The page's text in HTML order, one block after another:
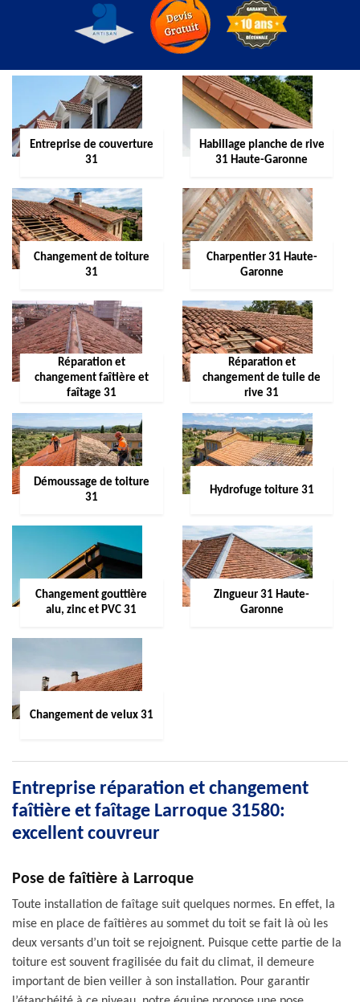
Entreprise de couverture
31
Habillage planche de rive
31 Haute-Garonne
Changement de toiture
31
Charpentier 31 Haute-
Garonne
Réparation et
changement faîtière et
faîtage 31
Réparation et
changement de tuile de
rive 31
Démoussage de toiture
31
Hydrofuge toiture 31
Changement gouttière
alu, zinc et PVC 31
Zingueur 31 Haute-
Garonne
Changement de velux 31
Entreprise réparation et changement
faîtière et faîtage Larroque 31580:
excellent couvreur
Pose de faîtière à Larroque
Toute installation de faîtage suit quelques normes. En effet, la
mise en place de faîtières au sommet du toit se fait là où les
deux versants d’un toit se rejoignent. Puisque cette partie de la
toiture est souvent fragilisée du fait du climat, il demeure
important de bien veiller à son installation. Pour garantir